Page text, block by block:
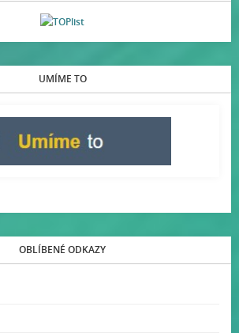
UMÍME TO
OBLÍBENÉ ODKAZY